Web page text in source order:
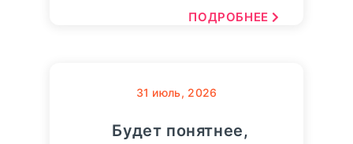
ПОДРОБНЕЕ
31 июль, 2026
Будет понятнее,